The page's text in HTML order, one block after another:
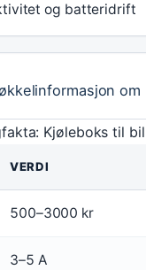
og batteridrift
Kjøleboks til bil
VERDI
500–3000 kr
3–5 A